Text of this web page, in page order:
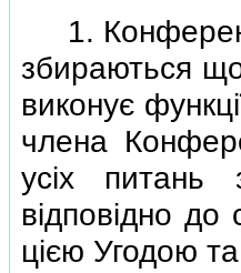
1.
збираються
виконує
члена
усiх питань
вiдповiдно до
цiєю Угодою